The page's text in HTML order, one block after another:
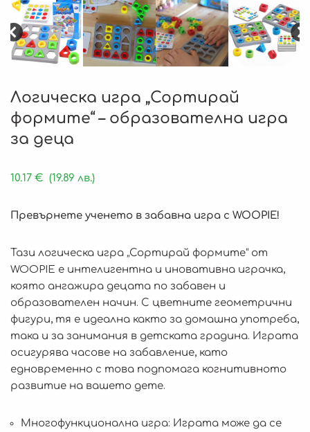
Логическа игра „Сортирай
формите“ – образователна игра
за деца
10.17 € (19.89 лв.)
Превърнете ученето в забавна игра с WOOPIE!
Тази логическа игра „Сортирай формите“ от
WOOPIE е интелигентна и иновативна играчка,
която ангажира децата по забавен и
образователен начин. С цветните геометрични
фигури, тя е идеална както за домашна употреба,
така и за занимания в детската градина. Играта
осигурява часове на забавление, като
едновременно с това подпомага когнитивното
развитие на вашето дете.
Многофункционална игра: Играта може да се